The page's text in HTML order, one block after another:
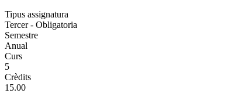
Tipus assignatura
Tercer - Obligatoria
Semestre
Anual
Curs
5
Crèdits
15.00